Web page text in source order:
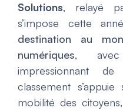
Solutions, relayé
s’impose cette
destination au
numériques,
impressionnant de
classement
mobilité des